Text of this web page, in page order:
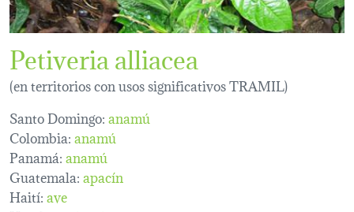
Petiveria alliacea
(en territorios con usos significativos TRAMIL)
Santo Domingo:anamú
Colombia:anamú
Panamá:anamú
Guatemala:apacín
Haití:ave